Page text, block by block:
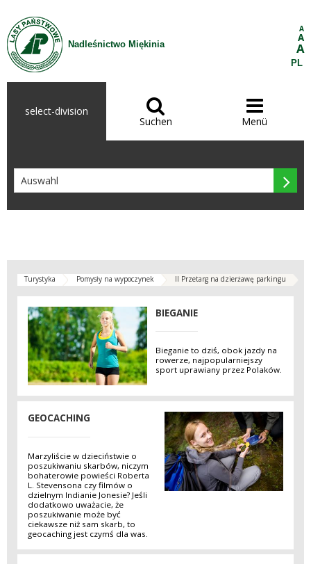
Zum Inhalt wechseln
Nadleśnictwo Miękinia
A
A
A
PL
select-division 
Suchen

Menü

Turystyka Pomysły na wypoczynek II Przetarg na dzierżawę parkingu
BIEGANIE
Bieganie to dziś, obok jazdy na
rowerze, najpopularniejszy
sport uprawiany przez Polaków.
GEOCACHING
Marzyliście w dzieciństwie o
poszukiwaniu skarbów, niczym
bohaterowie powieści Roberta
L. Stevensona czy filmów o
dzielnym Indianie Jonesie? Jeśli
dodatkowo uważacie, że
poszukiwanie może być
ciekawsze niż sam skarb, to
geocaching jest czymś dla was.